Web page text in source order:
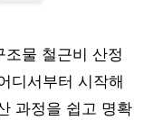
물 철근비 산정
디서부터 시작해
과정을 쉽고 명확